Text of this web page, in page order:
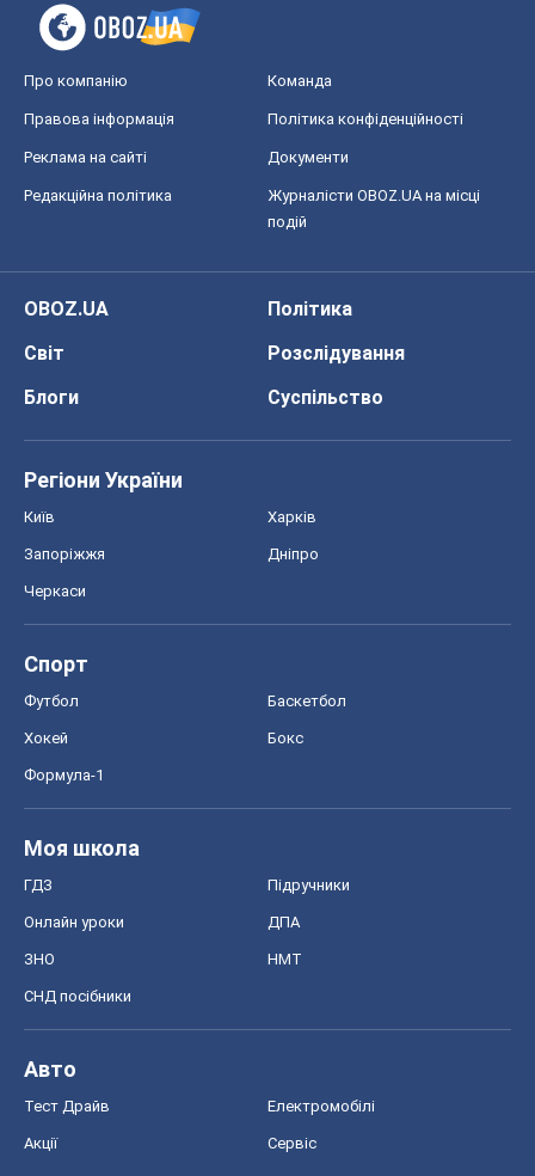
Про компанію Команда
Правова інформація Політика конфіденційності
Реклама на сайті Документи
Редакційна політика
Журналісти OBOZ.UA на місці
подій
OBOZ.UA
Політика
Світ
Розслідування
Блоги
Суспільство
Регіони України
Київ Харків
Запоріжжя Дніпро
Черкаси
Спорт
Футбол Баскетбол
Хокей Бокс
Формула-1
Моя школа
ГДЗ Підручники
Онлайн уроки ДПА
ЗНО НМТ
СНД посібники
Авто
Тест Драйв Електромобілі
Акції Сервіс